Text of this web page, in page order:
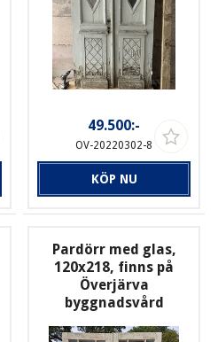
49.500:-
OV-20220302-8
KÖP NU
Pardörr med glas,
120x218, finns på
Överjärva
byggnadsvård